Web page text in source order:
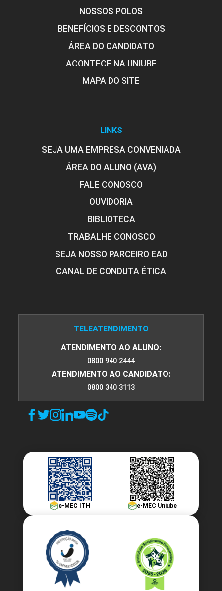
NOSSOS POLOS
BENEFÍCIOS E DESCONTOS
ÁREA DO CANDIDATO
ACONTECE NA UNIUBE
MAPA DO SITE
LINKS
SEJA UMA EMPRESA CONVENIADA
ÁREA DO ALUNO (AVA)
FALE CONOSCO
OUVIDORIA
BIBLIOTECA
TRABALHE CONOSCO
SEJA NOSSO PARCEIRO EAD
CANAL DE CONDUTA ÉTICA
TELEATENDIMENTO
ATENDIMENTO AO ALUNO:
0800 940 2444
ATENDIMENTO AO CANDIDATO:
0800 340 3113
e-MEC ITH e-MEC Uniube